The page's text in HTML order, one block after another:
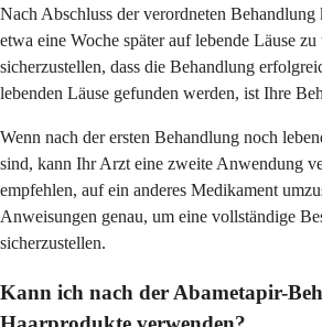
Nach Abschluss der verordneten
etwa eine Woche später auf lebende Läuse
sicherzustellen, dass die Behandlung
lebenden Läuse gefunden werden, ist Ihre
Wenn nach der ersten Behandlung noch
sind, kann Ihr Arzt eine zweite Anwendung
empfehlen, auf ein anderes Medikament
Anweisungen genau, um eine vollständige
sicherzustellen.
Kann ich nach der Abametapir-